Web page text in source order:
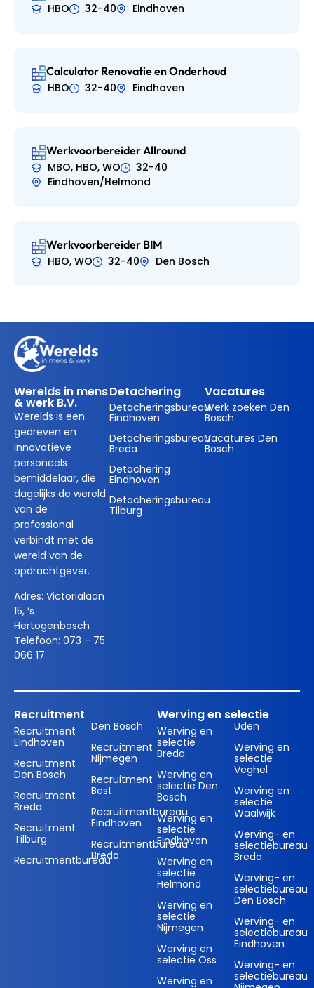
HBO
32-40 Eindhoven
Calculator Renovatie en Onderhoud
HBO
32-40 Eindhoven
Werkvoorbereider Allround
MBO, HBO, WO
32-40
Eindhoven/Helmond
Werkvoorbereider BIM
HBO, WO
32-40 Den Bosch
Werelds in mens
& werk B.V.
Werelds is een
gedreven en
innovatieve
personeels
bemiddelaar, die
dagelijks de wereld
van de
professional
verbindt met de
wereld van de
opdrachtgever.
Adres: Victorialaan
15, ‘s
Hertogenbosch
Telefoon: 073 – 75
066 17
Detachering
Detacheringsbureau
Eindhoven
Detacheringsbureau
Breda
Detachering
Eindhoven
Detacheringsbureau
Tilburg
Vacatures
Werk zoeken Den
Bosch
Vacatures Den
Bosch
Recruitment
Recruitment
Eindhoven
Recruitment
Den Bosch
Recruitment
Breda
Recruitment
Tilburg
Recruitmentbureau
Den Bosch
Recruitment
Nijmegen
Recruitment
Best
Recruitmentbureau
Eindhoven
Recruitmentbureau
Breda
Werving en selectie
Werving en
selectie
Breda
Werving en
selectie Den
Bosch
Werving en
selectie
Eindhoven
Werving en
selectie
Helmond
Werving en
selectie
Nijmegen
Werving en
selectie Oss
Werving en
Uden
Werving en
selectie
Veghel
Werving en
selectie
Waalwijk
Werving- en
selectiebureau
Breda
Werving- en
selectiebureau
Den Bosch
Werving- en
selectiebureau
Eindhoven
Werving- en
selectiebureau